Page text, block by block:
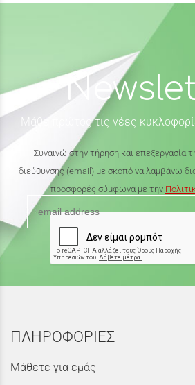
Μάθε πρώτος τις νέες
Συναινώ στην τήρηση και επεξεργασία
διεύθυνσης (email) με σκοπό να λαμβάνω
προσφορές σύμφωνα με την
ΠΛΗΡΟΦΟΡΙΕΣ
Μάθετε για εμάς